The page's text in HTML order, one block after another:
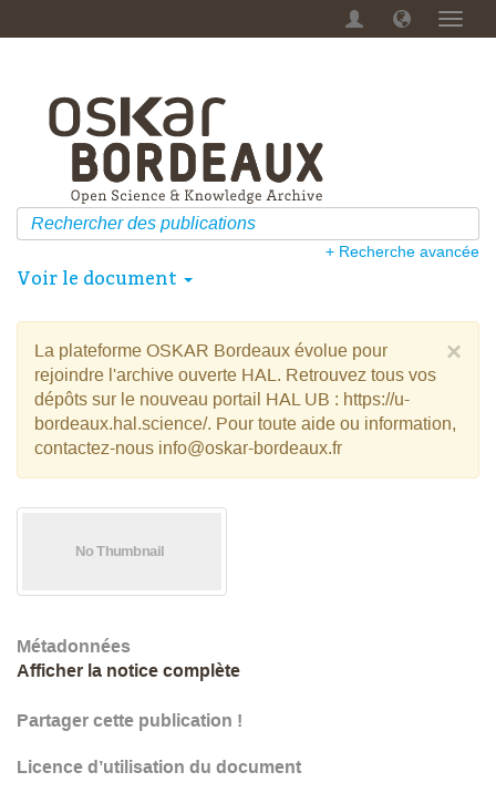
Menu
+ Recherche avancée
Voir le document
×
La plateforme OSKAR Bordeaux évolue pour
rejoindre l'archive ouverte HAL. Retrouvez tous vos
dépôts sur le nouveau portail HAL UB : https://u-
bordeaux.hal.science/. Pour toute aide ou information,
contactez-nous info@oskar-bordeaux.fr
Métadonnées
Afficher la notice complète
Partager cette publication !
Licence d’utilisation du document